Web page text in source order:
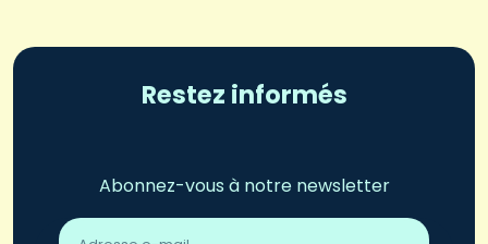
Restez informés
Abonnez-vous à notre newsletter
Adresse